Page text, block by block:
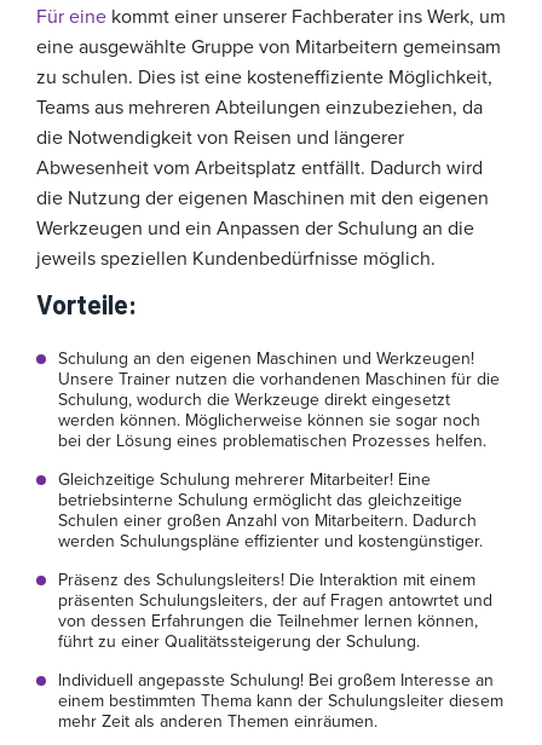
Für eine kommt einer unserer Fachberater ins Werk, um
eine ausgewählte Gruppe von Mitarbeitern gemeinsam
zu schulen. Dies ist eine kosteneffiziente Möglichkeit,
Teams aus mehreren Abteilungen einzubeziehen, da
die Notwendigkeit von Reisen und längerer
Abwesenheit vom Arbeitsplatz entfällt. Dadurch wird
die Nutzung der eigenen Maschinen mit den eigenen
Werkzeugen und ein Anpassen der Schulung an die
jeweils speziellen Kundenbedürfnisse möglich.
Vorteile:
Schulung an den eigenen Maschinen und Werkzeugen!
Unsere Trainer nutzen die vorhandenen Maschinen für die
Schulung, wodurch die Werkzeuge direkt eingesetzt
werden können. Möglicherweise können sie sogar noch
bei der Lösung eines problematischen Prozesses helfen.
Gleichzeitige Schulung mehrerer Mitarbeiter! Eine
betriebsinterne Schulung ermöglicht das gleichzeitige
Schulen einer großen Anzahl von Mitarbeitern. Dadurch
werden Schulungspläne effizienter und kostengünstiger.
Präsenz des Schulungsleiters! Die Interaktion mit einem
präsenten Schulungsleiters, der auf Fragen antowrtet und
von dessen Erfahrungen die Teilnehmer lernen können,
führt zu einer Qualitätssteigerung der Schulung.
Individuell angepasste Schulung! Bei großem Interesse an
einem bestimmten Thema kann der Schulungsleiter diesem
mehr Zeit als anderen Themen einräumen.